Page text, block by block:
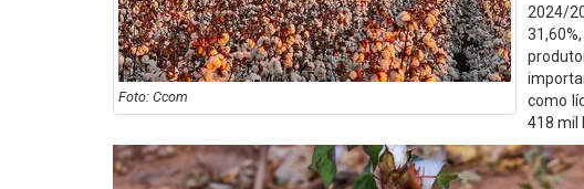
Foto: Ccom
2024/
como
418 mil